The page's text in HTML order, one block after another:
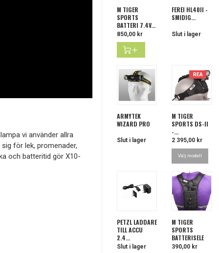
vi använder allra
för lek, promenader,
och batteritid gör X10-
M TIGER
SPORTS
BATTERI 7,4V...
Pris
850,00 kr
FEREI HL40II -
SMIDIG...
Slut i lager
ARMYTEK
WIZARD PRO
Slut i lager
REA
M TIGER
SPORTS DS-II
-...
Pris
2 395,00 kr
Välj modell
PETZL LADDARE
TILL ACCU
2,4...
Slut i lager
M TIGER
SPORTS
BATTERISELE
Pris
390,00 kr